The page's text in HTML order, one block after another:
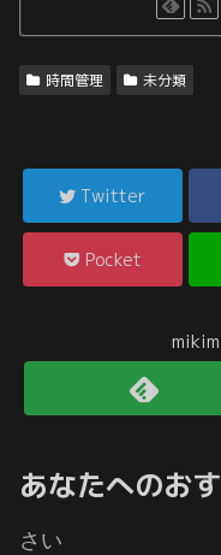
時間管理 未分類
Twitter
Pocket
あなたへのお
さい